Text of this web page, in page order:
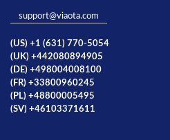
support@viaota.com
(US) +1 (631) 770-5054
(UK) +442080894905
(DE) +498004008100
(FR) +33800960245
(PL) +48800005495
(SV) +46103371611